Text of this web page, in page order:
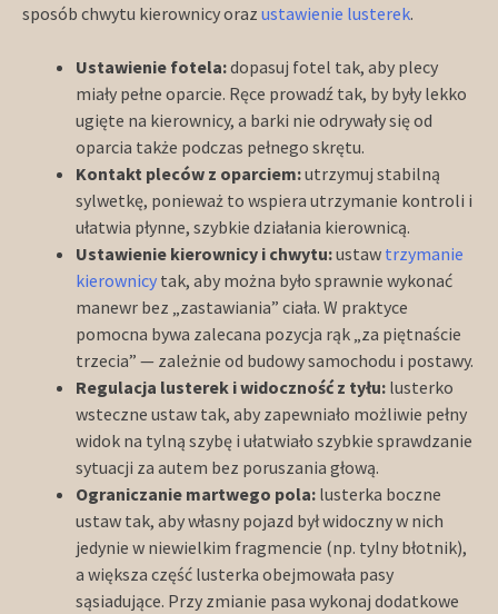
sposób chwytu kierownicy oraz ustawienie lusterek.
Ustawienie fotela:dopasuj fotel tak, aby plecy
miały pełne oparcie. Ręce prowadź tak, by były lekko
ugięte na kierownicy, a barki nie odrywały się od
oparcia także podczas pełnego skrętu.
Kontakt pleców z oparciem:utrzymuj stabilną
sylwetkę, ponieważ to wspiera utrzymanie kontroli i
ułatwia płynne, szybkie działania kierownicą.
Ustawienie kierownicy i chwytu:ustaw trzymanie
kierownicy tak, aby można było sprawnie wykonać
manewr bez „zastawiania” ciała. W praktyce
pomocna bywa zalecana pozycja rąk „za piętnaście
trzecia” — zależnie od budowy samochodu i postawy.
Regulacja lusterek i widoczność z tyłu: lusterko
wsteczne ustaw tak, aby zapewniało możliwie pełny
widok na tylną szybę i ułatwiało szybkie sprawdzanie
sytuacji za autem bez poruszania głową.
Ograniczanie martwego pola: lusterka boczne
ustaw tak, aby własny pojazd był widoczny w nich
jedynie w niewielkim fragmencie (np. tylny błotnik),
a większa część lusterka obejmowała pasy
sąsiadujące. Przy zmianie pasa wykonaj dodatkowe